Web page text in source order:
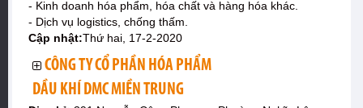
- Kinh doanh hóa phẩm, hóa chất và hàng hóa khác.
- Dịch vụ logistics, chống thấm.
Cập nhật:Thứ hai, 17-2-2020
CÔNG TY CỔ PHẦN HÓA PHẨM
DẦU KHÍ DMC MIỀN TRUNG